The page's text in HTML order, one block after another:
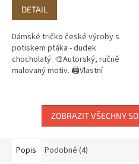
DETAIL
Dámské tričko české výroby s
potiskem ptáka - dudek
chocholatý. 🎨Autorský, ručně
malovaný motiv. 🖨️Vlastní
ZOBRAZIT VŠECHNY
Popis Podobné (4)